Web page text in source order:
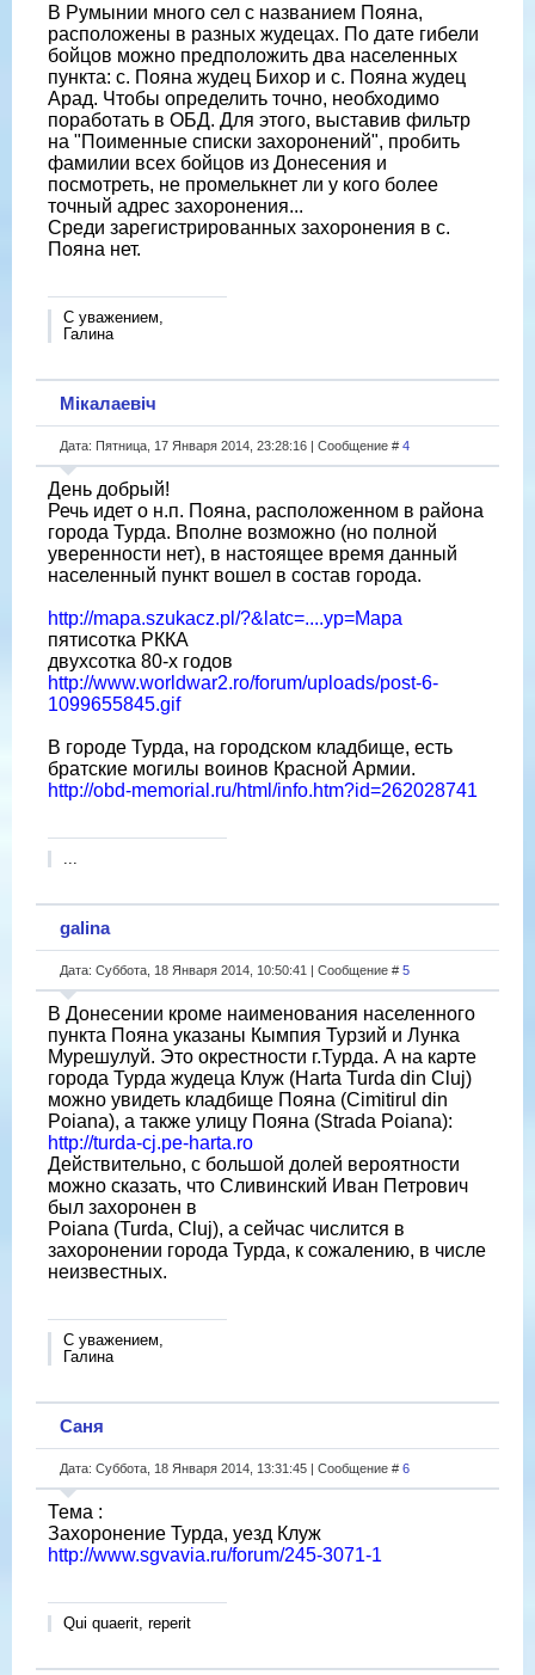
В Румынии много сел с названием Пояна,
расположены в разных жудецах. По дате гибели
бойцов можно предположить два населенных
пункта: с. Пояна жудец Бихор и с. Пояна жудец
Арад. Чтобы определить точно, необходимо
поработать в ОБД. Для этого, выставив фильтр
на "Поименные списки захоронений", пробить
фамилии всех бойцов из Донесения и
посмотреть, не промелькнет ли у кого более
точный адрес захоронения...
Среди зарегистрированных захоронения в с.
Пояна нет.
С уважением,
Галина
Мікалаевіч
Дата: Пятница, 17 Января 2014, 23:28:16 | Сообщение # 4
День добрый!
Речь идет о н.п. Пояна, расположенном в района
города Турда. Вполне возможно (но полной
уверенности нет), в настоящее время данный
населенный пункт вошел в состав города.
http://mapa.szukacz.pl/?&latc=....yp=Mapa
пятисотка РККА
двухсотка 80-х годов
http://www.worldwar2.ro/forum/uploads/post-6-
1099655845.gif
В городе Турда, на городском кладбище, есть
братские могилы воинов Красной Армии.
http://obd-memorial.ru/html/info.htm?id=262028741
galina
Дата: Суббота, 18 Января 2014, 10:50:41 | Сообщение # 5
В Донесении кроме наименования населенного
пункта Пояна указаны Кымпия Турзий и Лунка
Мурешулуй. Это окрестности г.Турда. А на карте
города Турда жудеца Клуж (Harta Turda din Cluj)
можно увидеть кладбище Пояна (Cimitirul din
Poiana), а также улицу Пояна (Strada Poiana):
http://turda-cj.pe-harta.ro
Действительно, с большой долей вероятности
можно сказать, что Сливинский Иван Петрович
был захоронен в
Poiana (Turda, Cluj), а сейчас числится в
захоронении города Турда, к сожалению, в числе
неизвестных.
С уважением,
Галина
Саня
Дата: Суббота, 18 Января 2014, 13:31:45 | Сообщение # 6
Тема :
Захоронение Турда, уезд Клуж
http://www.sgvavia.ru/forum/245-3071-1
Qui quaerit, reperit